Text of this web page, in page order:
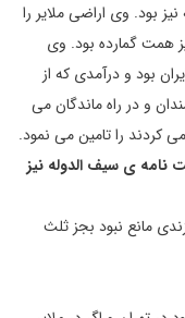
بود. وی اراضی ملایر را
همت گمارده بود. وی
بود و درآمدی که از
و در راه ماندگان می
کردند را تامین می نمود.
نامه ی سیف الدوله نیز
مانع نبود بجز ثلث